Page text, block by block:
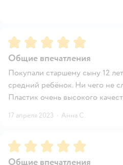
Рейтинг:5
Общие впечатления
Покупали старшему сыну 12
средний ребёнок. Ни чего не
Пластик очень высокого
17 апреля 2023 · Анна С.
Рейтинг:5
Общие впечатления